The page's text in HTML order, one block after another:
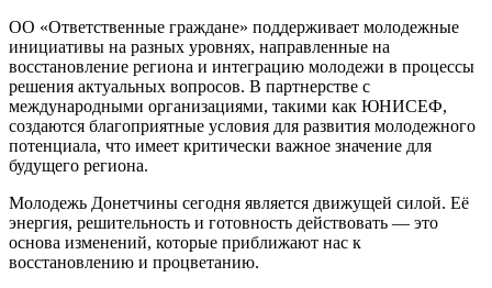
ОО «Ответственные граждане» поддерживает молодежные
инициативы на разных уровнях, направленные на
восстановление региона и интеграцию молодежи в процессы
решения актуальных вопросов. В партнерстве с
международными организациями, такими как ЮНИСЕФ,
создаются благоприятные условия для развития молодежного
потенциала, что имеет критически важное значение для
будущего региона.
Молодежь Донетчины сегодня является движущей силой. Её
энергия, решительность и готовность действовать — это
основа изменений, которые приближают нас к
восстановлению и процветанию.